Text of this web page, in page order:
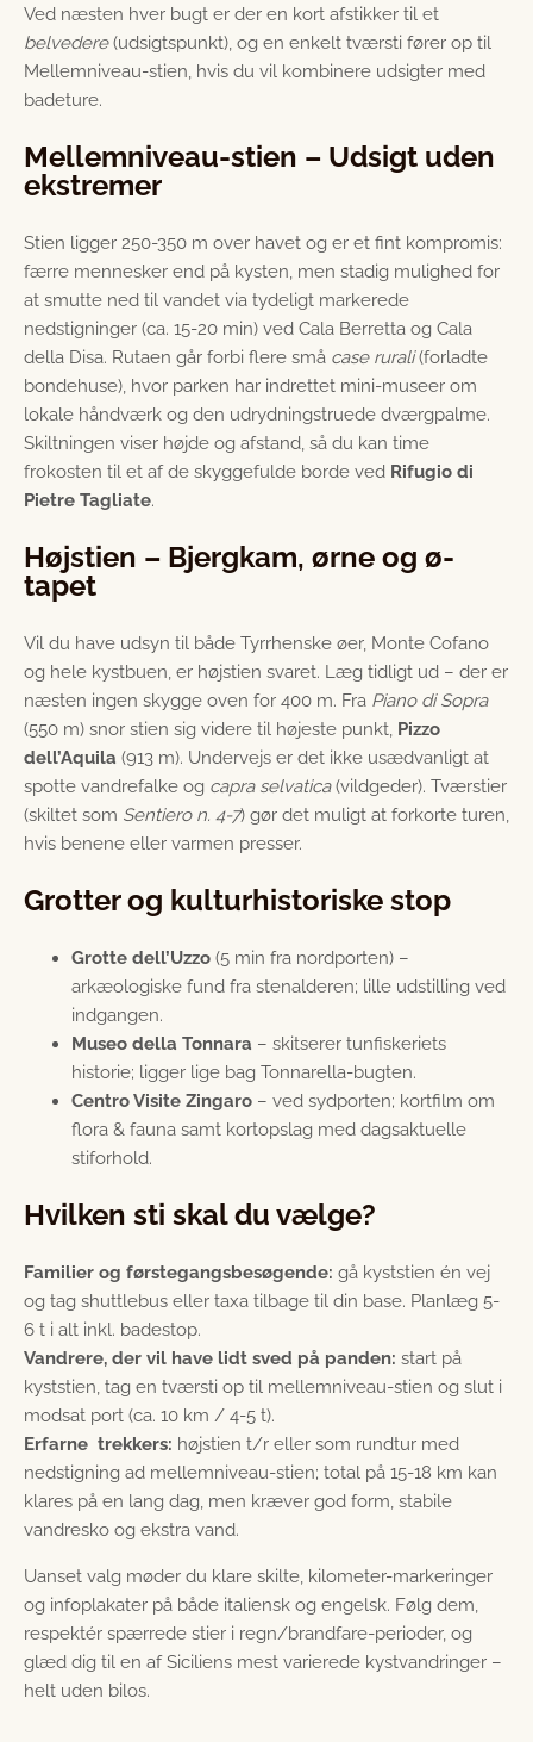
Ved næsten hver bugt er der en kort afstikker til et
belvedere(udsigtspunkt), og en enkelt tværsti fører op til
Mellemniveau-stien, hvis du vil kombinere udsigter med
badeture.
Mellemniveau-stien – Udsigt uden
ekstremer
Stien ligger 250-350 m over havet og er et fint kompromis:
færre mennesker end på kysten, men stadig mulighed for
at smutte ned til vandet via tydeligt markerede
nedstigninger (ca. 15-20 min) ved Cala Berretta og Cala
della Disa. Rutaen går forbi flere små case rurali(forladte
bondehuse), hvor parken har indrettet mini-museer om
lokale håndværk og den udrydningstruede dværgpalme.
Skiltningen viser højde og afstand, så du kan time
frokosten til et af de skyggefulde borde ved Rifugio di
Pietre Tagliate.
Højstien – Bjergkam, ørne og ø-
tapet
Vil du have udsyn til både Tyrrhenske øer, Monte Cofano
og hele kystbuen, er højstien svaret. Læg tidligt ud – der er
næsten ingen skygge oven for 400 m. Fra Piano di Sopra
(550 m) snor stien sig videre til højeste punkt, Pizzo
dell’Aquila (913 m). Undervejs er det ikke usædvanligt at
spotte vandrefalke og capra selvatica(vildgeder). Tværstier
(skiltet som Sentiero n. 4-7) gør det muligt at forkorte turen,
hvis benene eller varmen presser.
Grotter og kulturhistoriske stop
Grotte dell’Uzzo (5 min fra nordporten) –
arkæologiske fund fra stenalderen; lille udstilling ved
indgangen.
Museo della Tonnara – skitserer tunfiskeriets
historie; ligger lige bag Tonnarella-bugten.
Centro Visite Zingaro – ved sydporten; kortfilm om
flora & fauna samt kortopslag med dagsaktuelle
stiforhold.
Hvilken sti skal du vælge?
Familier og førstegangsbesøgende: gå kyststien én vej
og tag shuttlebus eller taxa tilbage til din base. Planlæg 5-
6 t i alt inkl. badestop.
Vandrere, der vil have lidt sved på panden: start på
kyststien, tag en tværsti op til mellemniveau-stien og slut i
modsat port (ca. 10 km / 4-5 t).
Erfarne trekkers: højstien t/r eller som rundtur med
nedstigning ad mellemniveau-stien; total på 15-18 km kan
klares på en lang dag, men kræver god form, stabile
vandresko og ekstra vand.
Uanset valg møder du klare skilte, kilometer-markeringer
og infoplakater på både italiensk og engelsk. Følg dem,
respektér spærrede stier i regn/brandfare-perioder, og
glæd dig til en af Siciliens mest varierede kystvandringer –
helt uden bilos.